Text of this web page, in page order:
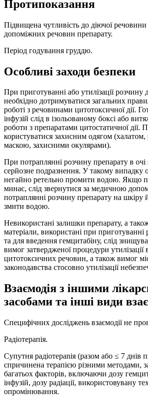
Протипоказання
Підвищена чутливість до діючої речовини
допоміжних речовин препарату.
Період годування груддю.
Особливі заходи безпеки
При приготуванні або утилізації розчину
необхідно дотримуватися загальних
роботі з речовинами цитотоксичної дії.
інфузій слід в ізольованому боксі або
роботи з препаратами цитостатичної дії.
користуватися захисним одягом
маскою, захисними окулярами).
При потраплянні розчину препарату в
серйозне подразнення. У такому випадку
негайно ретельно промити водою. Якщо
минає, слід звернутися за медичною
потраплянні розчину препарату на шкіру
змити водою.
Невикористані залишки препарату, а
матеріали, використані при приготуванні
та для введення гемцитабіну, слід
вимог затвердженої процедури утилізації
цитотоксичних речовин, а також вимог
законодавства стосовно утилізації
Взаємодія з іншими
засобами та інші види
Специфічних досліджень взаємодії не
Радіотерапія.
Супутня радіотераnія (разом або ≤ 7 днів
спричинена терапією різними методами,
багатьох факторів, включаючи дозу
інфузій, дозу радіації, використовувану
опромінювання.